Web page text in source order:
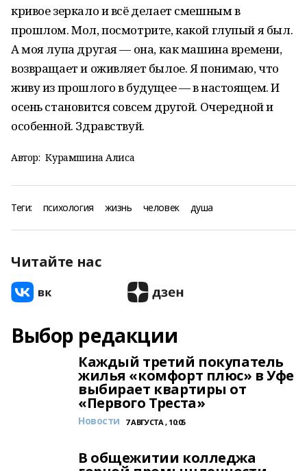
кривое зеркало и всё делает смешным в
прошлом. Мол, посмотрите, какой глупый я был.
А моя лупа другая — она, как машина времени,
возвращает и оживляет былое. Я понимаю, что
живу из прошлого в будущее — в настоящем. И
осень становится совсем другой. Очередной и
особенной. Здравствуй.
Автор: Курамшина Алиса
Теги: психология жизнь человек душа
Читайте нас
Выбор редакции
Каждый третий покупатель
жилья «комфорт плюс» в Уфе
выбирает квартиры от
«Первого Треста»
Новости 7 АВГУСТА , 10:05
В общежитии колледжа